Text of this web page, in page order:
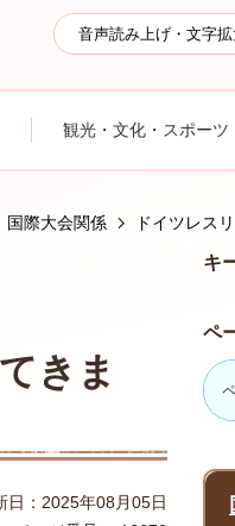
音声読み上げ・文字
観光・文化・スポーツ
国際大会関係 ドイツレス
きま
日：2025年08月05日
キ
ペ